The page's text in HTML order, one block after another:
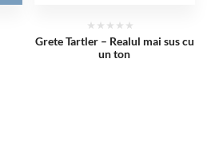
Grete Tartler – Realul mai sus cu
un ton